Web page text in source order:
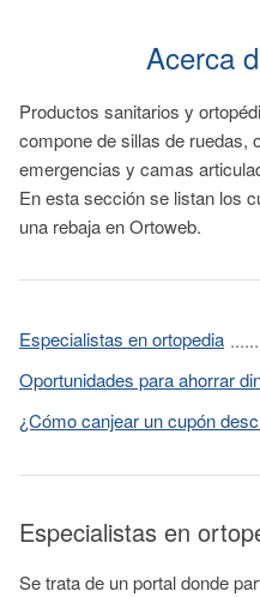
Acerca
Productos sanitarios y
compone de sillas de ruedas,
emergencias y camas
En esta sección se listan los
una rebaja en Ortoweb.
Especialistas en ortopedia
Oportunidades para ahorrar
¿Cómo canjear un cupón
Especialistas en
Se trata de un portal donde